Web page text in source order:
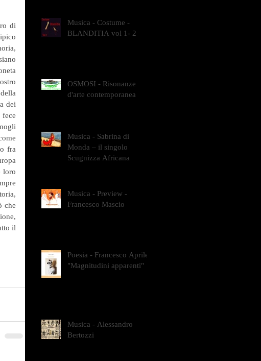
di
dei
fra
loro
che
il
Musica - Costume -
BLANDITIA vol 1- 2
OSMOSI - Risonanze
d'arte contemporanea
Musica - Sabrina di
Monda – il singolo
Scugnizza Africana
Musica - Preview -
Francesco Mascio
Poesia - Francesco Aprile -
"Magnitudini apparenti"
Musica - Alessandro
Bertozzi